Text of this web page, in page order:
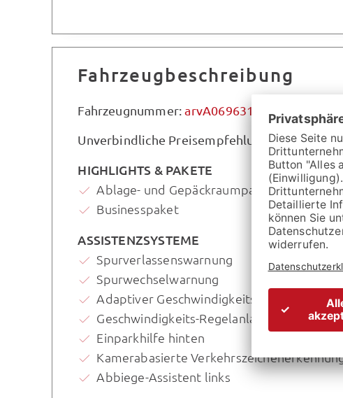
Fahrzeugbeschreibung
Fahrzeugnummer:arvA069631
Unverbindliche Preisempfehlung des
HIGHLIGHTS & PAKETE
Ablage- und Gepäckraumpaket
Businesspaket
ASSISTENZSYSTEME
Spurverlassenswarnung
Spurwechselwarnung
Adaptiver Geschwindigkeitsassistent
Geschwindigkeits-Regelanlage
Einparkhilfe hinten
Kamerabasierte
Abbiege-Assistent links